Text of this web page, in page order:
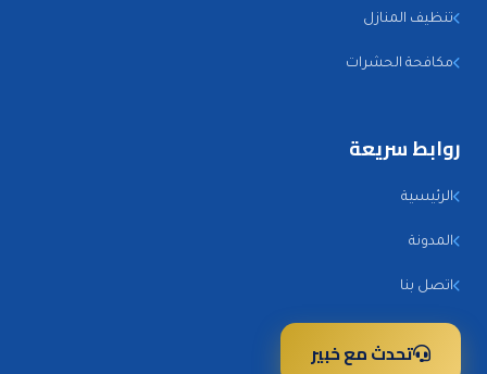
تنظيف المنازل
مكافحة الحشرات
روابط سريعة
الرئيسية
المدونة
اتصل بنا
تحدث مع خبير